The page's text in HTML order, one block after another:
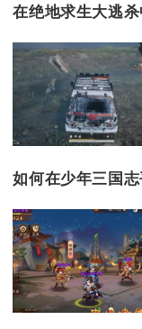
在绝地求生大逃
如何在少年三国